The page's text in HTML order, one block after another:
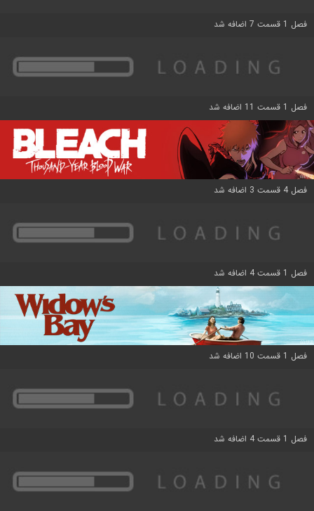
فصل 1 قسمت 7 اضافه شد
فصل 1 قسمت 11 اضافه شد
فصل 4 قسمت 3 اضافه شد
فصل 1 قسمت 4 اضافه شد
فصل 1 قسمت 10 اضافه شد
فصل 1 قسمت 4 اضافه شد